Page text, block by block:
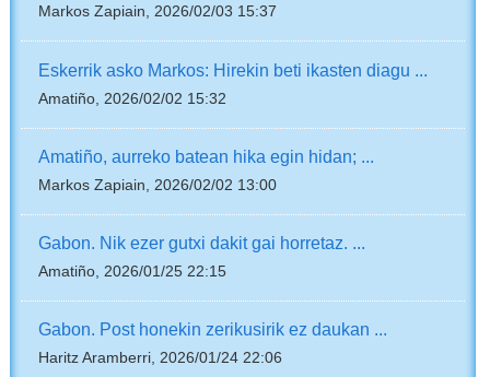
Markos Zapiain, 2026/02/03 15:37
Eskerrik asko Markos: Hirekin beti ikasten diagu ...
Amatiño, 2026/02/02 15:32
Amatiño, aurreko batean hika egin hidan; ...
Markos Zapiain, 2026/02/02 13:00
Gabon. Nik ezer gutxi dakit gai horretaz. ...
Amatiño, 2026/01/25 22:15
Gabon. Post honekin zerikusirik ez daukan ...
Haritz Aramberri, 2026/01/24 22:06